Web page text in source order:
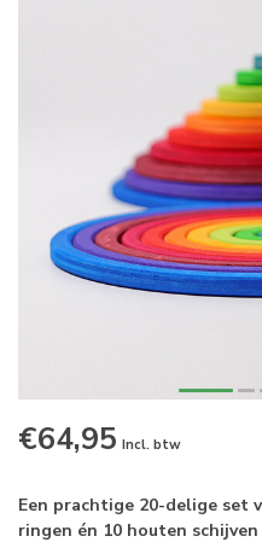
€64,95 Incl. btw
Een prachtige 20-delige set
ringen én 10 houten